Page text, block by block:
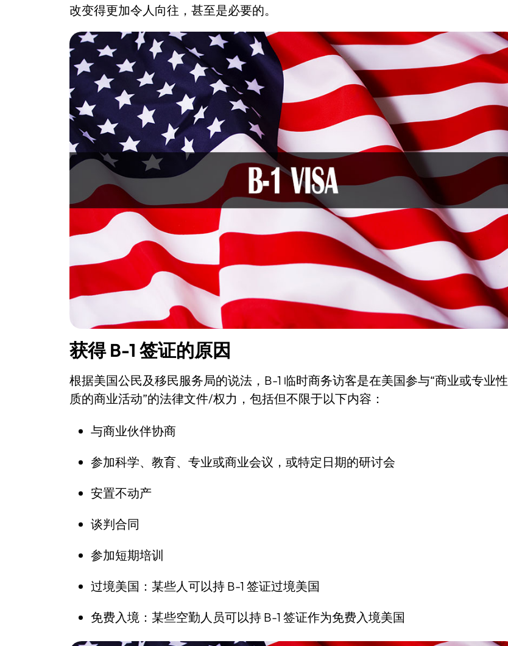
改变得更加令人向往，甚至是必要的。
获得 B-1 签证的原因
根据美国公民及移民服务局的说法，B-1 临时商务访客是在美国参与“商业或专业性
质的商业活动”的法律文件/权力，包括但不限于以下内容：
与商业伙伴协商
参加科学、教育、专业或商业会议，或特定日期的研讨会
安置不动产
谈判合同
参加短期培训
过境美国：某些人可以持 B-1 签证过境美国
免费入境：某些空勤人员可以持 B-1 签证作为免费入境美国